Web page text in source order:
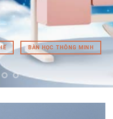
BÀN HỌC THÔNG MINH